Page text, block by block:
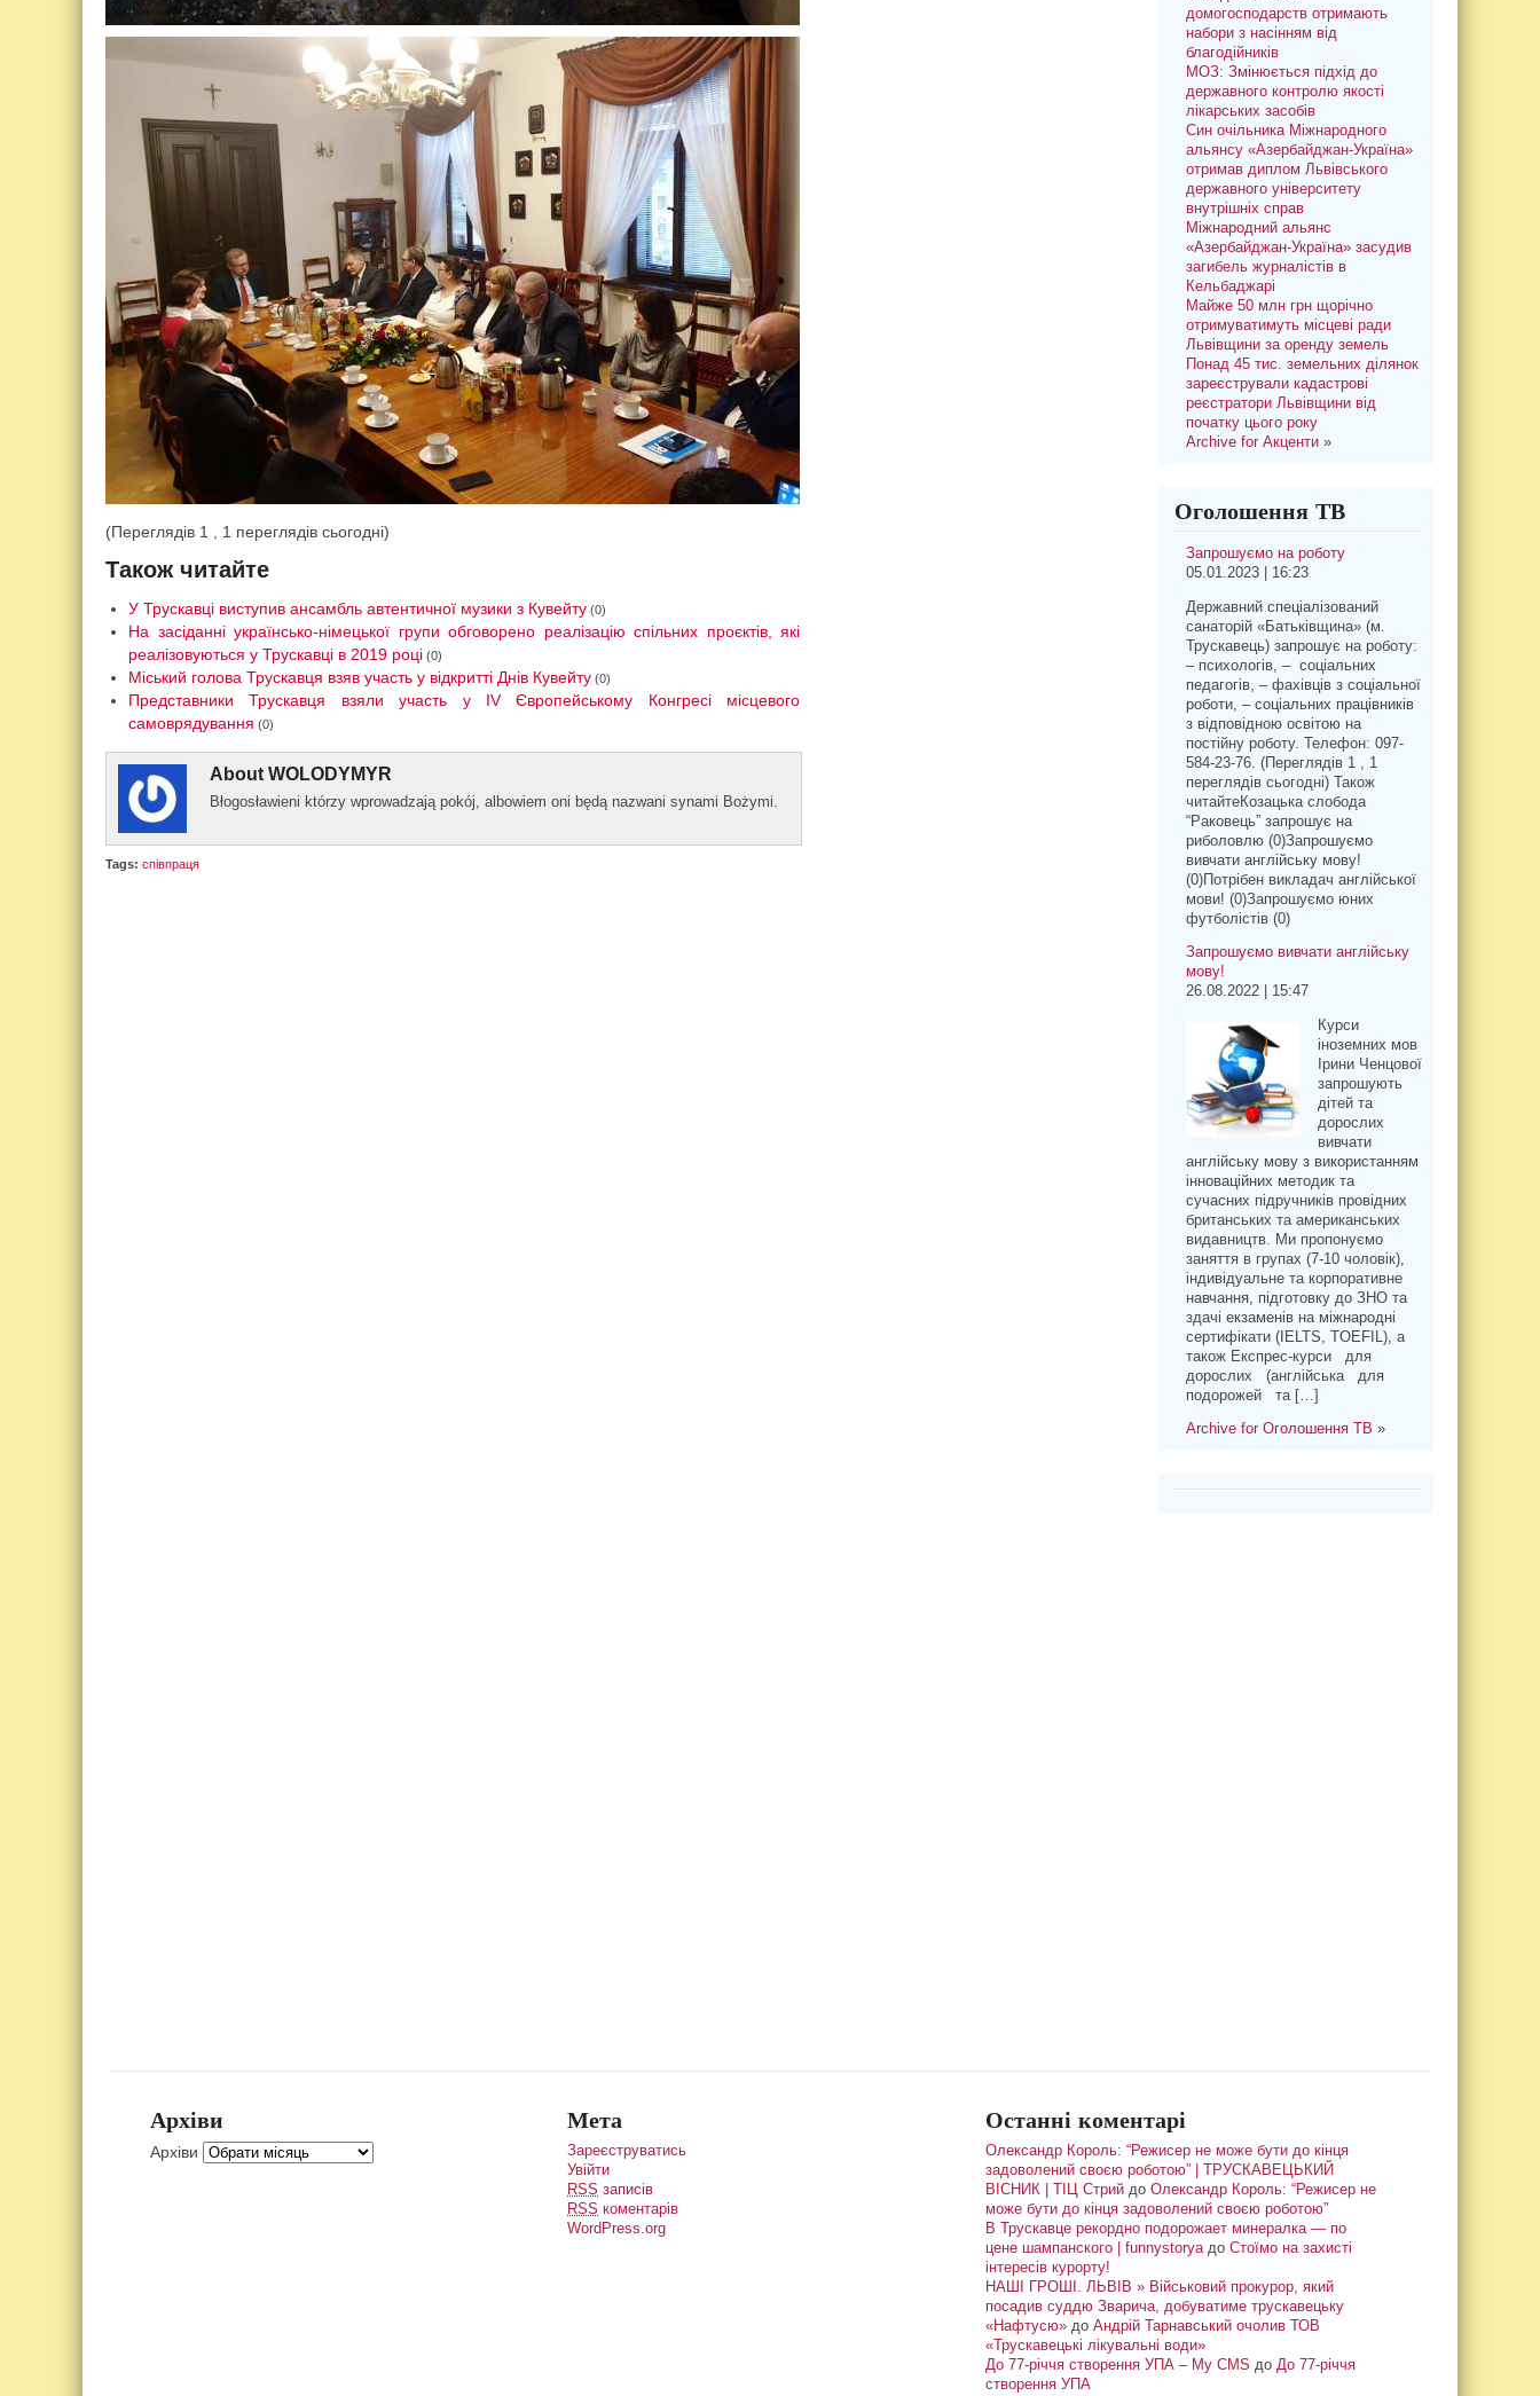
(Переглядів 1 , 1 переглядів сьогодні)
Також читайте
У Трускавці виступив ансамбль автентичної музики з Кувейту (0)
На засіданні українсько-німецької групи обговорено реалізацію спільних проєктів, які
реалізовуються у Трускавці в 2019 році (0)
Міський голова Трускавця взяв участь у відкритті Днів Кувейту (0)
Представники Трускавця взяли участь у IV Європейському Конгресі місцевого
самоврядування (0)
About WOLODYMYR
Błogos­ławieni którzy wprowad­zają pokój, al­bowiem oni będą naz­wani syn­ami Bożymi.
Tags: співпраця
домогосподарств отримають
набори з насінням від
благодійників
МОЗ: Змінюється підхід до
державного контролю якості
лікарських засобів
Син очільника Міжнародного
альянсу «Азербайджан-Україна»
отримав диплом Львівського
державного університету
внутрішніх справ
Міжнародний альянс
«Азербайджан-Україна» засудив
загибель журналістів в
Кельбаджарі
Майже 50 млн грн щорічно
отримуватимуть місцеві ради
Львівщини за оренду земель
Понад 45 тис. земельних ділянок
зареєстрували кадастрові
реєстратори Львівщини від
початку цього року
Archive for Акценти»
Оголошення ТВ
Запрошуємо на роботу
05.01.2023 | 16:23
Державний спеціалізований
санаторій «Батьківщина» (м.
Трускавець) запрошує на роботу:
– психологів, – соціальних
педагогів, – фахівців з соціальної
роботи, – соціальних працівників
з відповідною освітою на
постійну роботу. Телефон: 097-
584-23-76. (Переглядів 1 , 1
переглядів сьогодні) Також
читайтеКозацька слобода
“Раковець” запрошує на
риболовлю (0)Запрошуємо
вивчати англійську мову!
(0)Потрібен викладач англійської
мови! (0)Запрошуємо юних
футболістів (0)
Запрошуємо вивчати англійську
мову!
26.08.2022 | 15:47
Курси
іноземних мов
Ірини Ченцової
запрошують
дітей та
дорослих
вивчати
англійську мову з використанням
інноваційних методик та
сучасних підручників провідних
британських та американських
видавництв. Ми пропонуємо
заняття в групах (7-10 чоловік),
індивідуальне та корпоративне
навчання, підготовку до ЗНО та
здачі екзаменів на міжнародні
сертифікати (IELTS, TOEFIL), а
також Експрес-курси для
дорослих (англійська для
подорожей та […]
Archive for Оголошення ТВ »
Архіви
Архіви
Мета
Зареєструватись
Увійти
RSS записів
RSS коментарів
WordPress.org
Останні коментарі
Олександр Король: “Режисер не може бути до кінця
задоволений своєю роботою” | ТРУСКАВЕЦЬКИЙ
ВІСНИК | ТІЦ Стрийдо Олександр Король: “Режисер не
може бути до кінця задоволений своєю роботою”
В Трускавце рекордно подорожает минералка — по
цене шампанского | funnystoryaдо Стоїмо на захисті
інтересів курорту!
НАШІ ГРОШІ. ЛЬВІВ » Військовий прокурор, який
посадив суддю Зварича, добуватиме трускавецьку
«Нафтусю»до Андрій Тарнавський очолив ТОВ
«Трускавецькі лікувальні води»
До 77-річчя створення УПА – My CMS до До 77-річчя
створення УПА